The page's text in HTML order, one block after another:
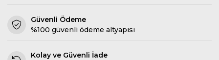
Güvenli Ödeme
%100 güvenli ödeme altyapısı
Kolay ve Güvenli İade